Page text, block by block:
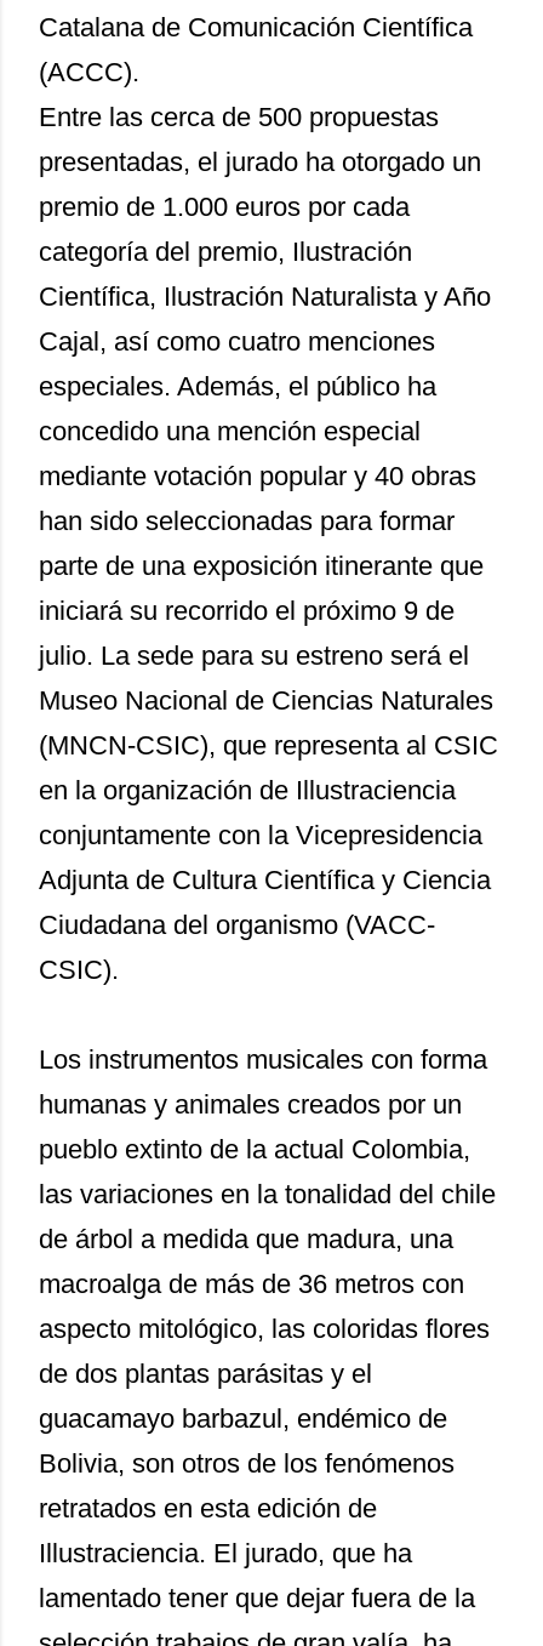
Catalana de Comunicación Científica
(ACCC).
Entre las cerca de 500 propuestas
presentadas, el jurado ha otorgado un
premio de 1.000 euros por cada
categoría del premio, Ilustración
Científica, Ilustración Naturalista y Año
Cajal, así como cuatro menciones
especiales. Además, el público ha
concedido una mención especial
mediante votación popular y 40 obras
han sido seleccionadas para formar
parte de una exposición itinerante que
iniciará su recorrido el próximo 9 de
julio. La sede para su estreno será el
Museo Nacional de Ciencias Naturales
(MNCN-CSIC), que representa al CSIC
en la organización de Illustraciencia
conjuntamente con la Vicepresidencia
Adjunta de Cultura Científica y Ciencia
Ciudadana del organismo (VACC-
CSIC).
Los instrumentos musicales con forma
humanas y animales creados por un
pueblo extinto de la actual Colombia,
las variaciones en la tonalidad del chile
de árbol a medida que madura, una
macroalga de más de 36 metros con
aspecto mitológico, las coloridas flores
de dos plantas parásitas y el
guacamayo barbazul, endémico de
Bolivia, son otros de los fenómenos
retratados en esta edición de
Illustraciencia. El jurado, que ha
lamentado tener que dejar fuera de la